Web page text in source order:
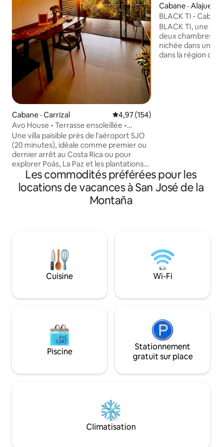
Cabane · Carrizal Note moyenne de 4,97 sur 5,
4,97 (154)
Avo House • Terrasse ensoleillée •
Climatisation • Près de l'aéroport SJO
Une villa paisible près de l'aéroport SJO
(20 minutes), idéale comme premier ou
dernier arrêt au Costa Rica ou pour
explorer Poás, La Paz et les plantations
de café. Avo House offre la climatisation,
une connexion Wi-Fi rapide, une cuisine
et une terrasse privée au coucher du
soleil avec des arbres fruitiers, des plants
confort, d'intimité et d'un séjour
n'est nécessaire et Uber fonctionne
bien. Gracia Verde prend de l'expansion;
journée.
Cabane · Alajuela
BLACK TI -
BLACK TI, une
deux chambres
nichée dans une
dans la région de
fruticosa, une
feuilles noires.
Les commodités préférées pour les
locations de vacances à San José de la
Montaña
Cuisine Wi-Fi
Piscine
Stationnement
gratuit sur place
Climatisation